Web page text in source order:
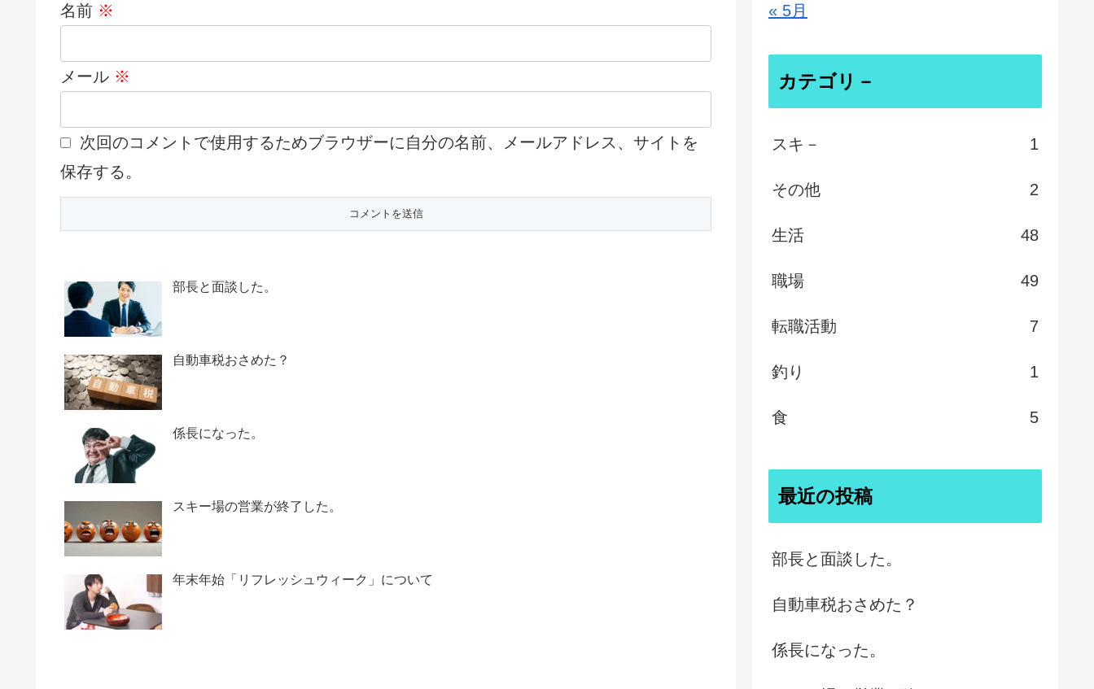
名前 ※
メール ※
次回のコメントで使用するためブラウザーに自分の名前、メールアドレス、サイトを
保存する。
部長と面談した。
自動車税おさめた？
係長になった。
スキー場の営業が終了した。
年末年始「リフレッシュウィーク」について
« 5月
カテゴリ－
スキ－ 1
その他 2
生活 48
職場 49
転職活動 7
釣り 1
食 5
最近の投稿
部長と面談した。
自動車税おさめた？
係長になった。